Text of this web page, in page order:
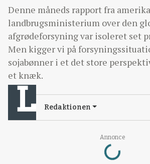
Annonce
Loading...
Denne måneds rapport fra
landbrugsministerium over den
afgrødeforsyning var isoleret set
Men kigger vi på
sojabønner i et det store
et knæk.
Redaktionen